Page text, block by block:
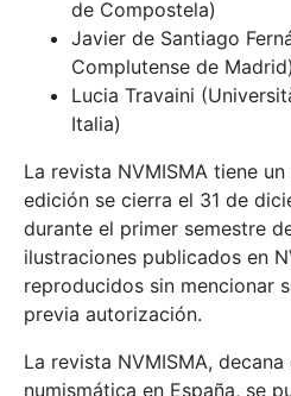
de Compostela)
Javier de Santiago
Complutense de Madrid)
Lucia Travaini
Italia)
La revista NVMISMA tiene
edición se cierra el 31 de
durante el primer semestre
ilustraciones publicados en
reproducidos sin mencionar
previa autorización.
La revista NVMISMA,
numismática en España, se